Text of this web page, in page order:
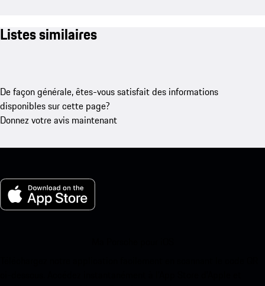
Listes similaires
De façon générale, êtes-vous satisfait des informations
disponibles sur cette page?
Donnez votre avis maintenant